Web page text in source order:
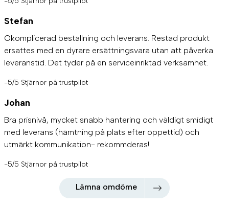
Stefan
Okomplicerad beställning och leverans. Restad produkt
ersattes med en dyrare ersättningsvara utan att påverka
leveranstid. Det tyder på en serviceinriktad verksamhet.
-5/5 Stjärnor på trustpilot
Johan
Bra prisnivå, mycket snabb hantering och väldigt smidigt
med leverans (hämtning på plats efter öppettid) och
utmärkt kommunikation- rekommderas!
-5/5 Stjärnor på trustpilot
Lämna omdöme